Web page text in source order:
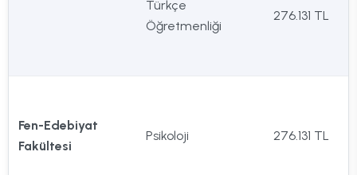
Türkçe
Öğretmenliği
276.131 TL
Fen-Edebiyat
Fakültesi
Psikoloji 276.131 TL